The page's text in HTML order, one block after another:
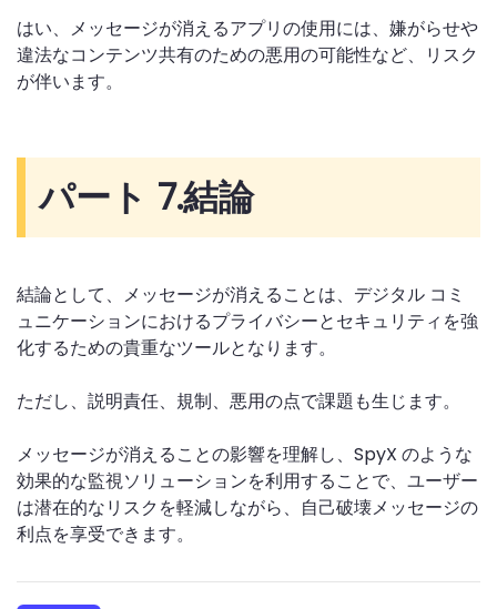
はい、メッセージが消えるアプリの使用には、嫌がらせや
違法なコンテンツ共有のための悪用の可能性など、リスク
が伴います。
パート 7.結論
結論として、メッセージが消えることは、デジタル コミ
ュニケーションにおけるプライバシーとセキュリティを強
化するための貴重なツールとなります。
ただし、説明責任、規制、悪用の点で課題も生じます。
メッセージが消えることの影響を理解し、SpyX のような
効果的な監視ソリューションを利用することで、ユーザー
は潜在的なリスクを軽減しながら、自己破壊メッセージの
利点を享受できます。